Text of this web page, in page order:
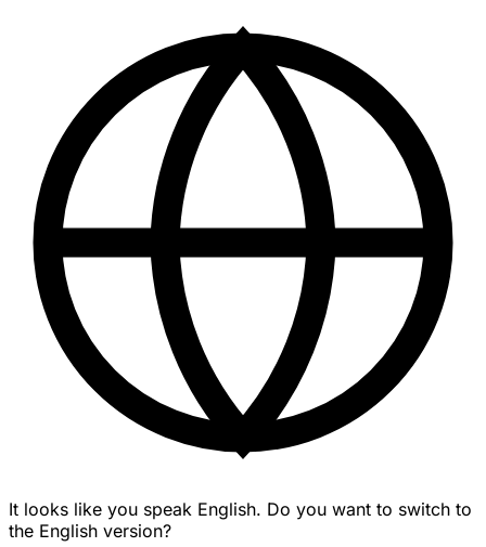
It looks like you speak English. Do you want to switch to
the English version?